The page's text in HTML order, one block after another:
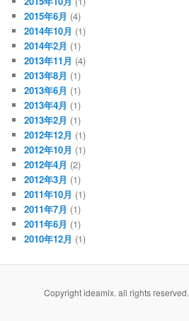
2015年6月 (4)
2014年10月 (1)
2014年2月 (1)
2013年11月 (4)
2013年8月 (1)
2013年6月 (1)
2013年4月 (1)
2013年2月 (1)
2012年12月 (1)
2012年10月 (1)
2012年4月 (2)
2012年3月 (1)
2011年10月 (1)
2011年7月 (1)
2011年6月 (1)
2010年12月 (1)
Copyright ideamix. all rights reserved.